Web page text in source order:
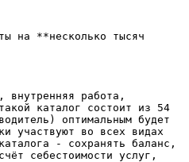
на **несколько тысяч
внутренняя работа,
каталог состоит из 54
оптимальным будет
участвуют во всех видах
- сохранять баланс,
себестоимости услуг,